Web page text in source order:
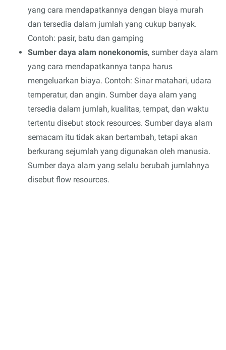
yang cara mendapatkannya dengan biaya murah
dan tersedia dalam jumlah yang cukup banyak.
Contoh: pasir, batu dan gamping
Sumber daya alam nonekonomis, sumber daya alam
yang cara mendapatkannya tanpa harus
mengeluarkan biaya. Contoh: Sinar matahari, udara
temperatur, dan angin. Sumber daya alam yang
tersedia dalam jumlah, kualitas, tempat, dan waktu
tertentu disebut stock resources. Sumber daya alam
semacam itu tidak akan bertambah, tetapi akan
berkurang sejumlah yang digunakan oleh manusia.
Sumber daya alam yang selalu berubah jumlahnya
disebut flow resources.